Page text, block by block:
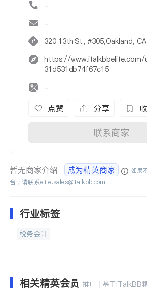
-
-
320 13th St., #305,Oakland,
https://www.italkbbelite.com/
31d531db74f67c15
-
点赞 分享
联系商家
暂无商家介绍 成为精英商家
如果
台，请联系elite.sales@italkbb.com
行业标签
税务会计
相关精英会员 推广 | 基于iTalkBB